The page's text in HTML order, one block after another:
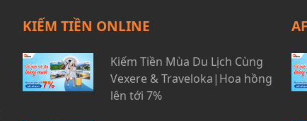
KIẾM TIỀN ONLINE
Kiếm Tiền Mùa Du Lịch Cùng
Vexere & Traveloka|Hoa hồng
lên tới 7%